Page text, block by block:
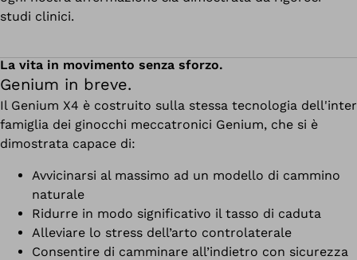
studi clinici.
La vita in movimento senza sforzo.
Genium in breve.
Il Genium X4 è costruito sulla stessa tecnologia
famiglia dei ginocchi meccatronici Genium, che si è
dimostrata capace di:
Avvicinarsi al massimo ad un modello di cammino
naturale
Ridurre in modo significativo il tasso di caduta
Alleviare lo stress dell’arto controlaterale
Consentire di camminare all’indietro con sicurezza